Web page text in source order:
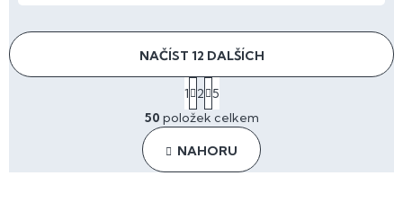
O
v
l
á
d
NAČÍST 12 DALŠÍCH
S
t
r
á
n
k
o
1 2 5
50 položek celkem
NAHORU